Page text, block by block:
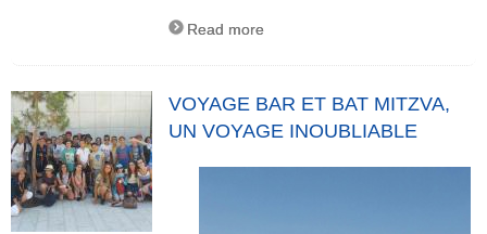
Read more
VOYAGE BAR ET BAT MITZVA,
UN VOYAGE INOUBLIABLE